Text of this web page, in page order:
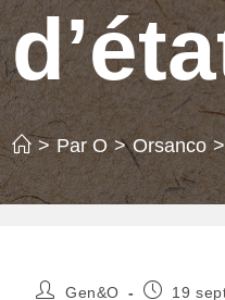
> Par O > Orsanco >
Auteur/autrice
Gen&O Publication
19